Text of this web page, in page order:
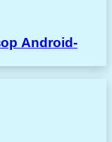
Android-